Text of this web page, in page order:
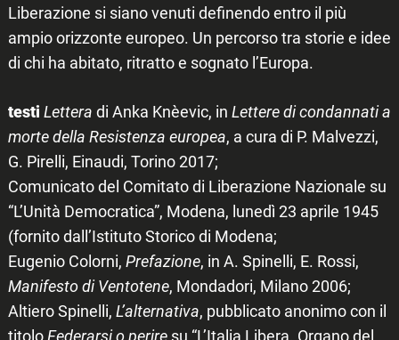
Liberazione si siano venuti definendo entro il più
ampio orizzonte europeo. Un percorso tra storie e idee
di chi ha abitato, ritratto e sognato l’Europa.
testi Lettera di Anka Kneževic, in Lettere di condannati a
morte della Resistenza europea, a cura di P. Malvezzi,
G. Pirelli, Einaudi, Torino 2017;
Comunicato del Comitato di Liberazione Nazionale su
“L’Unità Democratica”, Modena, lunedì 23 aprile 1945
(fornito dall’Istituto Storico di Modena;
Eugenio Colorni, Prefazione, in A. Spinelli, E. Rossi,
Manifesto di Ventotene, Mondadori, Milano 2006;
Altiero Spinelli, L’alternativa, pubblicato anonimo con il
titoloFederarsi o perire su “L’Italia Libera. Organo del